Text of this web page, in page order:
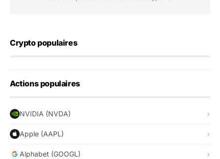
Crypto populaires
Actions populaires
NVIDIA (NVDA)
Apple (AAPL)
Alphabet (GOOGL)